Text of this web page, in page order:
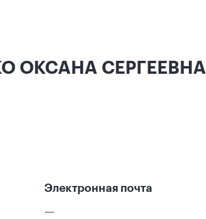
ОКСАНА СЕРГЕЕВНА
Электронная почта
—